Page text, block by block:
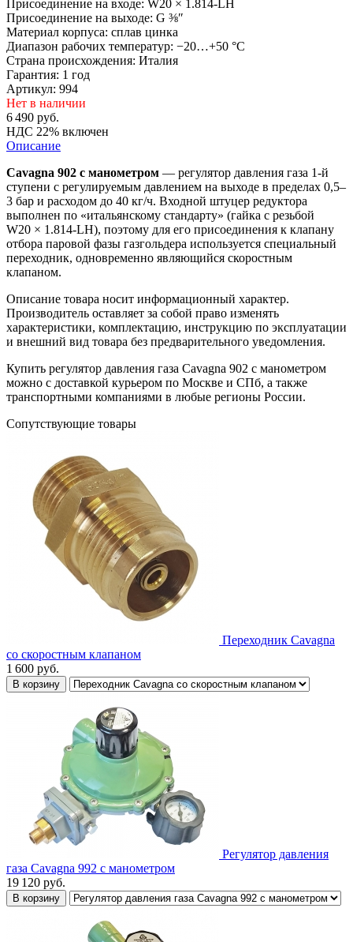
Присоединение на входе: W20 × 1.814-LH
Присоединение на выходе: G ⅜″
Материал корпуса: сплав цинка
Диапазон рабочих температур: −20…+50 °C
Страна происхождения: Италия
Гарантия: 1 год
Артикул: 994
Нет в наличии
6 490 руб.
НДС 22% включен
Описание
Cavagna 902 с манометром — регулятор давления газа 1-й
ступени с регулируемым давлением на выходе в пределах 0,5–
3 бар и расходом до 40 кг/ч. Входной штуцер редуктора
выполнен по «итальянскому стандарту» (гайка с резьбой
W20 × 1.814-LH), поэтому для его присоединения к клапану
отбора паровой фазы газгольдера используется специальный
переходник, одновременно являющийся скоростным
клапаном.
Описание товара носит информационный характер.
Производитель оставляет за собой право изменять
характеристики, комплектацию, инструкцию по эксплуатации
и внешний вид товара без предварительного уведомления.
Купить регулятор давления газа Cavagna 902 с манометром
можно с доставкой курьером по Москве и СПб, а также
транспортными компаниями в любые регионы России.
Сопутствующие товары
Переходник Cavagna
со скоростным клапаном
1 600 руб.
В корзину
Регулятор давления
газа Cavagna 992 с манометром
19 120 руб.
В корзину